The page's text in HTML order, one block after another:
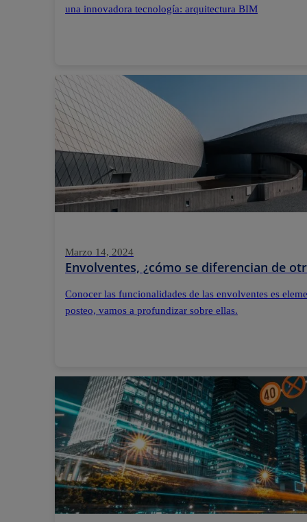
una innovadora tecnología: arquitectura BIM
Marzo 14, 2024
Envolventes, ¿cómo se diferencian de
Conocer las funcionalidades de las envolventes es
posteo, vamos a profundizar sobre ellas.